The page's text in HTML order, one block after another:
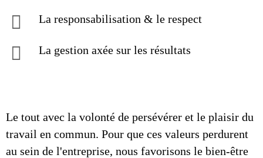
La responsabilisation & le respect
La gestion axée sur les résultats
Le tout avec la volonté de persévérer et le plaisir du
travail en commun. Pour que ces valeurs perdurent
au sein de l'entreprise, nous favorisons le bien-être